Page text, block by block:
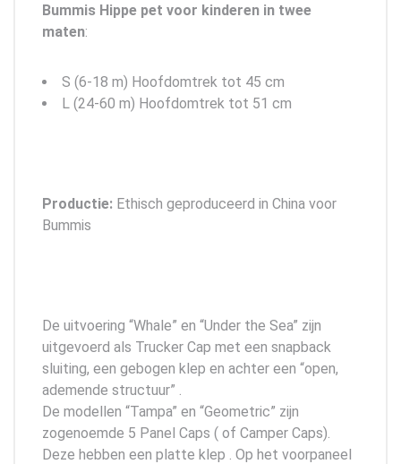
Bummis Hippe pet voor kinderen in twee
maten:
S (6-18 m) Hoofdomtrek tot 45 cm
L (24-60 m) Hoofdomtrek tot 51 cm
Productie: Ethisch geproduceerd in China voor
Bummis
De uitvoering “Whale” en “Under the Sea” zijn
uitgevoerd als Trucker Cap met een snapback
sluiting, een gebogen klep en achter een “open,
ademende structuur” .
De modellen “Tampa” en “Geometric” zijn
zogenoemde 5 Panel Caps ( of Camper Caps).
Deze hebben een platte klep . Op het voorpaneel